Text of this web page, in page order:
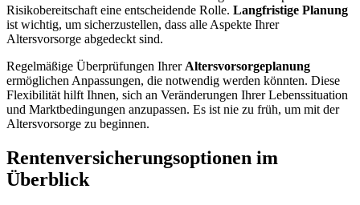
Risikobereitschaft eine entscheidende Rolle. Langfristige Planung
ist wichtig, um sicherzustellen, dass alle Aspekte Ihrer
Altersvorsorge abgedeckt sind.
Regelmäßige Überprüfungen Ihrer Altersvorsorgeplanung
ermöglichen Anpassungen, die notwendig werden könnten. Diese
Flexibilität hilft Ihnen, sich an Veränderungen Ihrer Lebenssituation
und Marktbedingungen anzupassen. Es ist nie zu früh, um mit der
Altersvorsorge zu beginnen.
Rentenversicherungsoptionen im
Überblick